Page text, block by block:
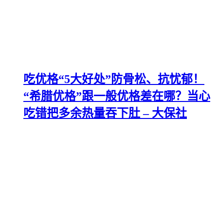
吃优格“5大好处”防骨松、抗忧郁！
“希腊优格”跟一般优格差在哪？当心
吃错把多余热量吞下肚 – 大保社